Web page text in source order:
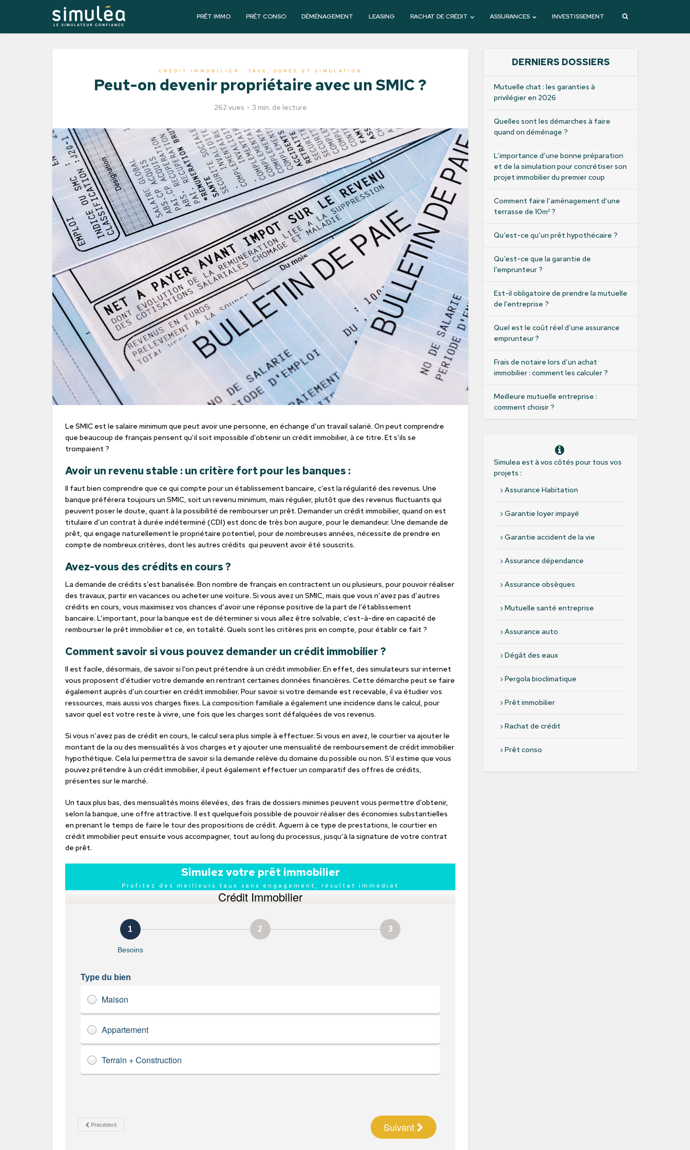
PRÊT IMMO PRÊT CONSO DÉMÉNAGEMENT LEASING RACHAT DE CRÉDIT ASSURANCES INVESTISSEMENT
CRÉDIT IMMOBILIER : TAUX, DURÉE ET SIMULATION
Peut-on devenir propriétaire avec un SMIC ?
262 vues 3 min. de lecture
Le SMIC est le salaire minimum que peut avoir une personne, en échange d’un travail salarié. On peut comprendre
que beaucoup de français pensent qu’il soit impossible d’obtenir un crédit immobilier, à ce titre. Et s’ils se
trompaient ?
Avoir un revenu stable : un critère fort pour les banques :
Il faut bien comprendre que ce qui compte pour un établissement bancaire, c’est la régularité des revenus. Une
banque préférera toujours un SMIC, soit un revenu minimum, mais régulier, plutôt que des revenus fluctuants qui
peuvent poser le doute, quant à la possibilité de rembourser un prêt. Demander un crédit immobilier, quand on est
titulaire d’un contrat à durée indéterminé (CDI) est donc de très bon augure, pour le demandeur. Une demande de
prêt, qui engage naturellement le propriétaire potentiel, pour de nombreuses années, nécessite de prendre en
compte de nombreux critères, dont les autres crédits qui peuvent avoir été souscrits.
Avez-vous des crédits en cours ?
La demande de crédits s’est banalisée. Bon nombre de français en contractent un ou plusieurs, pour pouvoir réaliser
des travaux, partir en vacances ou acheter une voiture. Si vous avez un SMIC, mais que vous n’avez pas d’autres
crédits en cours, vous maximisez vos chances d’avoir une réponse positive de la part de l’établissement
bancaire. L’important, pour la banque est de déterminer si vous allez être solvable, c’est-à-dire en capacité de
rembourser le prêt immobilier et ce, en totalité. Quels sont les critères pris en compte, pour établir ce fait ?
Comment savoir si vous pouvez demander un crédit immobilier ?
Il est facile, désormais, de savoir si l’on peut prétendre à un crédit immobilier. En effet, des simulateurs sur internet
vous proposent d’étudier votre demande en rentrant certaines données financières. Cette démarche peut se faire
également auprès d’un courtier en crédit immobilier. Pour savoir si votre demande est recevable, il va étudier vos
ressources, mais aussi vos charges fixes. La composition familiale a également une incidence dans le calcul, pour
savoir quel est votre reste à vivre, une fois que les charges sont défalquées de vos revenus.
Si vous n’avez pas de crédit en cours, le calcul sera plus simple à effectuer. Si vous en avez, le courtier va ajouter le
montant de la ou des mensualités à vos charges et y ajouter une mensualité de remboursement de crédit immobilier
hypothétique. Cela lui permettra de savoir si la demande relève du domaine du possible ou non. S’il estime que vous
pouvez prétendre à un crédit immobilier, il peut également effectuer un comparatif des offres de crédits,
présentes sur le marché.
Un taux plus bas, des mensualités moins élevées, des frais de dossiers minimes peuvent vous permettre d’obtenir,
selon la banque, une offre attractive. Il est quelquefois possible de pouvoir réaliser des économies substantielles
en prenant le temps de faire le tour des propositions de crédit. Aguerri à ce type de prestations, le courtier en
crédit immobilier peut ensuite vous accompagner, tout au long du processus, jusqu’à la signature de votre contrat
de prêt.
Simulez votre prêt immobilier
Profitez des meilleurs taux sans engagement, résultat immédiat
DERNIERS DOSSIERS
Mutuelle chat : les garanties à
privilégier en 2026
Quelles sont les démarches à faire
quand on déménage ?
L’importance d’une bonne préparation
et de la simulation pour concrétiser son
projet immobilier du premier coup
Comment faire l’aménagement d’une
terrasse de 10m² ?
Qu’est-ce qu’un prêt hypothécaire ?
Qu’est-ce que la garantie de
l’emprunteur ?
Est-il obligatoire de prendre la mutuelle
de l’entreprise ?
Quel est le coût réel d’une assurance
emprunteur ?
Frais de notaire lors d’un achat
immobilier : comment les calculer ?
Meilleure mutuelle entreprise :
comment choisir ?
Simulea est à vos côtés pour tous vos
projets :
› Assurance Habitation
› Garantie loyer impayé
› Garantie accident de la vie
› Assurance dépendance
› Assurance obsèques
› Mutuelle santé entreprise
› Assurance auto
› Dégât des eaux
› Pergola bioclimatique
› Prêt immobilier
› Rachat de crédit
› Prêt conso